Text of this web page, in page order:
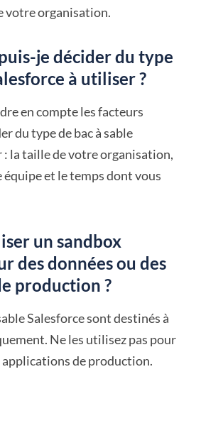
votre organisation.
je décider du type
à utiliser ?
en compte les facteurs
du type de bac à sable
: la taille de votre organisation,
équipe et le temps dont vous
un sandbox
des données ou des
production ?
Salesforce sont destinés à
Ne les utilisez pas pour
applications de production.